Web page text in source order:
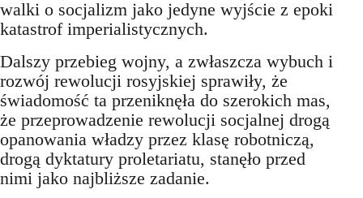
walki o socjalizm jako jedyne wyjście z epoki
katastrof imperialistycznych.
Dalszy przebieg wojny, a zwłaszcza wybuch i
rozwój rewolucji rosyjskiej sprawiły, że
świadomość ta przeniknęła do szerokich mas,
że przeprowadzenie rewolucji socjalnej drogą
opanowania władzy przez klasę robotniczą,
drogą dyktatury proletariatu, stanęło przed
nimi jako najbliższe zadanie.